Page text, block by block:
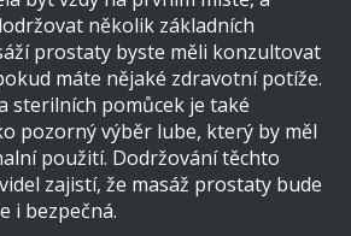
několik základních
prostaty byste měli konzultovat
máte nějaké zdravotní potíže.
sterilních pomůcek je také
pozorný výběr lube, který by měl
použití. Dodržování těchto
zajistí, že masáž prostaty bude
i bezpečná.